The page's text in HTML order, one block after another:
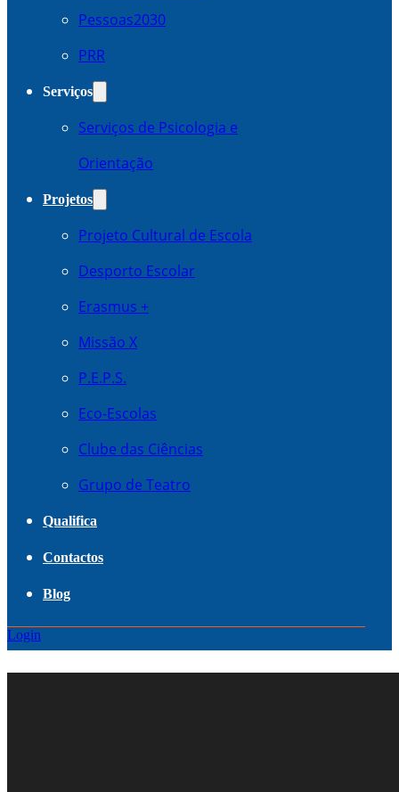
Pessoas2030
PRR
Serviços
Serviços de Psicologia e
Orientação
Projetos
Projeto Cultural de Escola
Desporto Escolar
Erasmus +
Missão X
P.E.P.S.
Eco-Escolas
Clube das Ciências
Grupo de Teatro
Qualifica
Contactos
Blog
Login